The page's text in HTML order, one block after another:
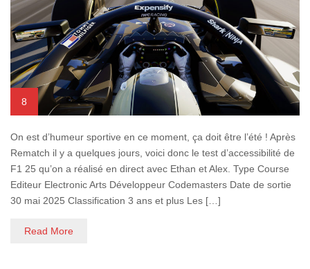
8
On est d’humeur sportive en ce moment, ça doit être l’été ! Après
Rematch il y a quelques jours, voici donc le test d’accessibilité de
F1 25 qu’on a réalisé en direct avec Ethan et Alex. Type Course
Editeur Electronic Arts Développeur Codemasters Date de sortie
30 mai 2025 Classification 3 ans et plus Les […]
Read More